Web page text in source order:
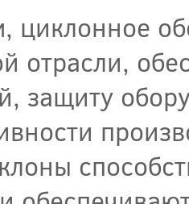
циклонное
отрасли,
защиту